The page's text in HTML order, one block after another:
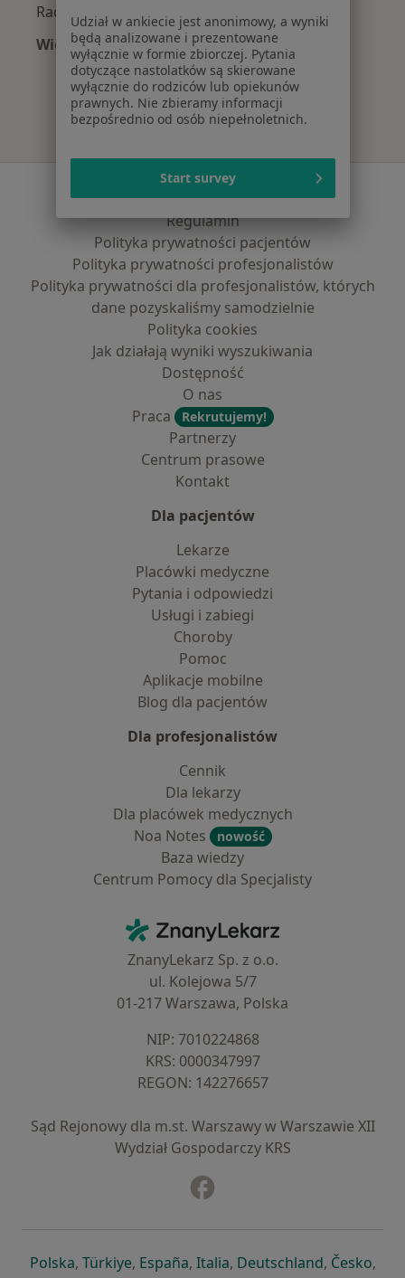
Radiolodzy z Świat Zdrowia w Krakowie
Więcej (4)
Więcej w kategorii: Najpopularniejsze
Serwis
Regulamin
Polityka prywatności pacjentów
Polityka prywatności profesjonalistów
Polityka prywatności dla profesjonalistów, których
dane pozyskaliśmy samodzielnie
Polityka cookies
Jak działają wyniki wyszukiwania
Dostępność
O nas
Praca
Rekrutujemy!
Partnerzy
Centrum prasowe
Kontakt
Dla pacjentów
Lekarze
Placówki medyczne
Pytania i odpowiedzi
Usługi i zabiegi
Choroby
Pomoc
Aplikacje mobilne
Blog dla pacjentów
Dla profesjonalistów
Cennik
Dla lekarzy
Dla placówek medycznych
Noa Notes
nowość
Baza wiedzy
Centrum Pomocy dla Specjalisty
ZnanyLekarz - Strona główna
ZnanyLekarz Sp. z o.o.
ul. Kolejowa 5/7
01-217 Warszawa, Polska
NIP: ⁠7010224868
KRS: ⁠0000347997
REGON: ⁠142276657
Sąd Rejonowy dla m.st. Warszawy w Warszawie XII
Wydział Gospodarczy KRS
Polskaotwiera się w nowej karcie
, Türkiyeotwiera się w nowej karcie
, Españaotwiera się w nowej karcie
, Italiaotwiera się w nowej
, Deutschlandotwiera się
, Česko,
Udział w ankiecie jest anonimowy, a wyniki
będą analizowane i prezentowane
wyłącznie w formie zbiorczej. Pytania
dotyczące nastolatków są skierowane
wyłącznie do rodziców lub opiekunów
prawnych. Nie zbieramy informacji
bezpośrednio od osób niepełnoletnich.
Start survey